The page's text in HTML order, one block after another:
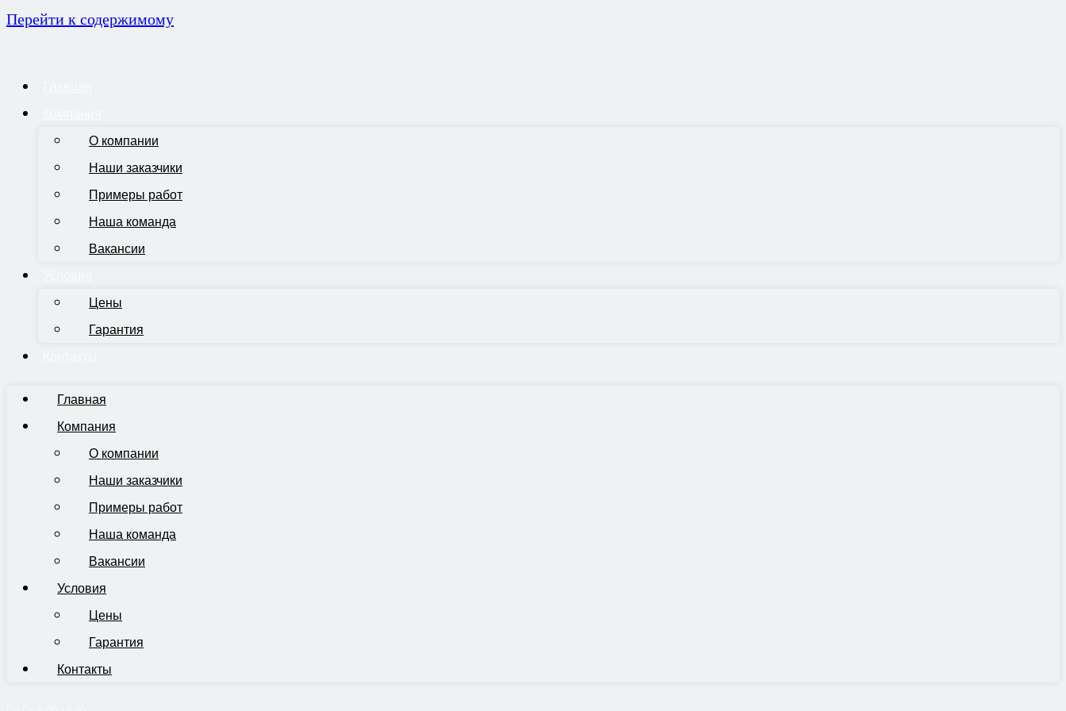
Перейти к содержимому
О компании
Наши заказчики
Примеры работ
Наша команда
Вакансии
Цены
Гарантия
Главная
Компания
О компании
Наши заказчики
Примеры работ
Наша команда
Вакансии
Условия
Цены
Гарантия
Контакты